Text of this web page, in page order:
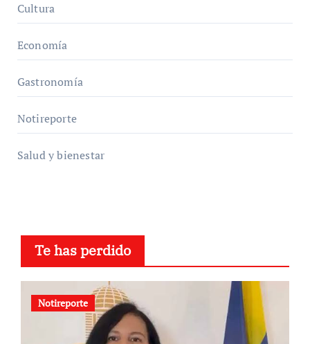
Cultura
Economía
Gastronomía
Notireporte
Salud y bienestar
Te has perdido
Notireporte